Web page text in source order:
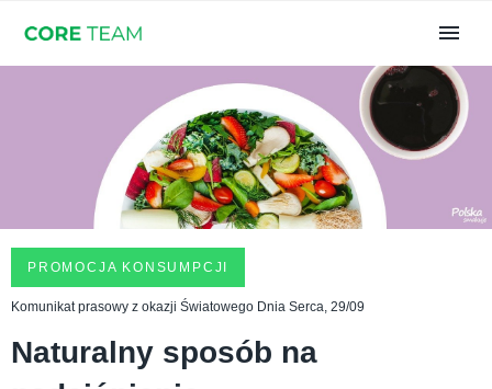
PROMOCJA KONSUMPCJI
Komunikat prasowy z okazji Światowego Dnia Serca, 29/09
Naturalny sposób na